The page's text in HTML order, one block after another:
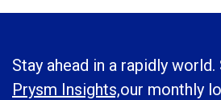
Stay ahead in a rapidly
Prysm Insights,our monthly